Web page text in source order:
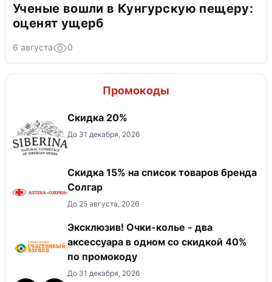
Ученые вошли в Кунгурскую пещеру:
оценят ущерб
6 августа 0
Промокоды
Скидка 20%
До 31 декабря, 2026
Скидка 15% на список товаров бренда
Солгар
До 25 августа, 2026
Эксклюзив! Очки-колье - два
аксессуара в одном со скидкой 40%
по промокоду
До 31 декабря, 2026